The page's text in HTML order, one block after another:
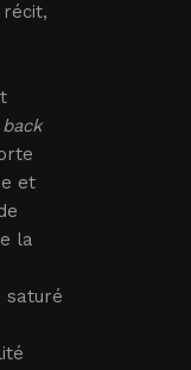
et
la
saturé